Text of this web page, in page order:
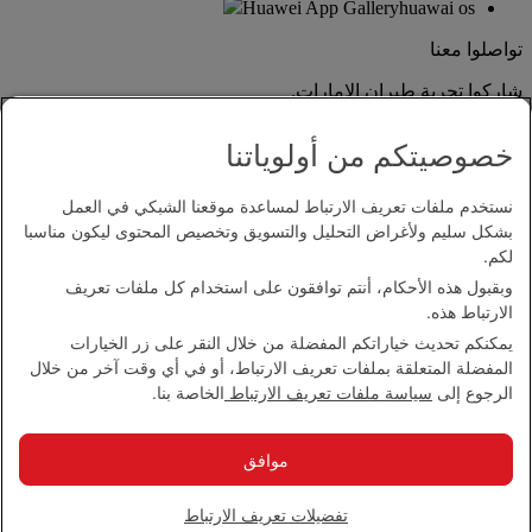
Huawei App Galleryhuawai os
تواصلوا معنا
شاركوا تجربة طيران الإمارات.
بيان إمكانية الدخول
اتصل بنا
سياسة الخصوصية
الشروط والأحكام
سياسة ملفات تعريف الارتباط
بيان الشفافية بموجب قانون مكافحة العبودية الحديثة
خصوصيتكم من أولوياتنا
نستخدم ملفات تعريف الارتباط لمساعدة موقعنا الشبكي في العمل
بشكل سليم ولأغراض التحليل والتسويق وتخصيص المحتوى ليكون مناسبا
لكم.
وبقبول هذه الأحكام، أنتم توافقون على استخدام كل ملفات تعريف
الارتباط هذه.
يمكنكم تحديث خياراتكم المفضلة من خلال النقر على زر الخيارات
المفضلة المتعلقة بملفات تعريف الارتباط، أو في أي وقت آخر من خلال
الرجوع إلى سياسة ملفات تعريف الارتباط الخاصة بنا.
تفضيلات تعريف الارتباط
موافق